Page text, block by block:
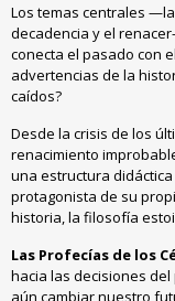
Los temas centrales
decadencia y el
conecta el pasado con
advertencias de la
caídos?
Desde la crisis de los
renacimiento
una estructura
protagonista de su
historia, la filosofía
Las Profecías de los
hacia las decisiones
aún cambiar nuestro